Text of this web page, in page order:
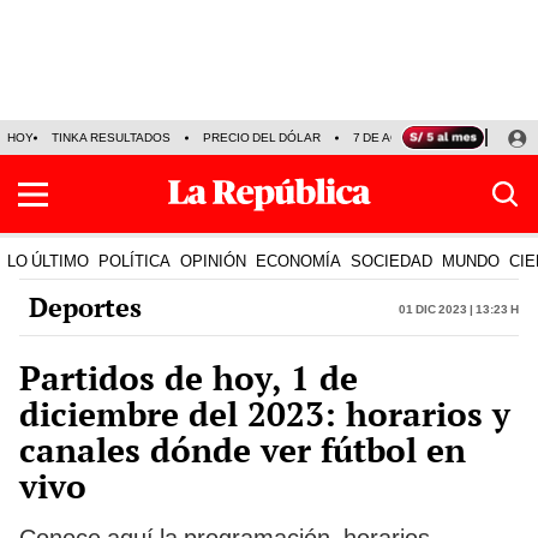
HOY TINKA RESULTADOS PRECIO DEL DÓLAR 7 DE AGOSTO OLLANTA
LO ÚLTIMO POLÍTICA OPINIÓN ECONOMÍA SOCIEDAD MUNDO
Deportes 01 Dic 2023 | 13:23 h
Partidos de hoy, 1 de
diciembre del 2023: horarios y
canales dónde ver fútbol en
vivo